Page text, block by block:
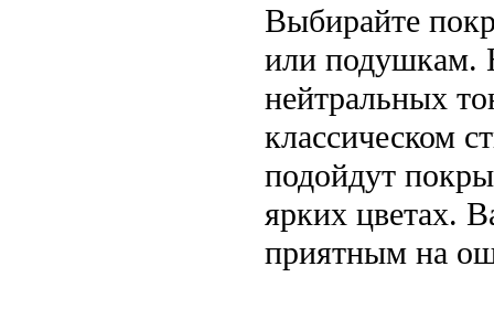
Выбирайте
или подушкам.
нейтральных
классическом
подойдут
ярких цветах.
приятным на